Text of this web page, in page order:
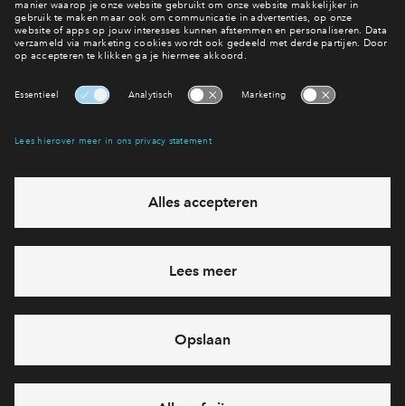
Welke woning kies jij in De Ambachtse Erven?
Bekijk het woningaanbod
eventuele projecten
Ja, ik wil mij aanmelden
Heb je een vraag en wil je direct antwoord? Bel ons op088 -
71 22 816
6 dagen per week beschikbaar (behalve tijdens
feestdagen)